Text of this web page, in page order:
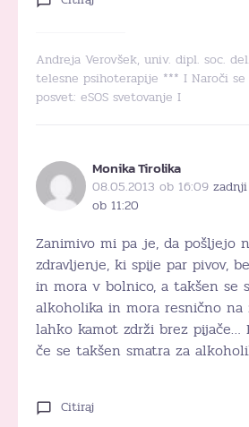
Andreja Verovšek, univ. dipl. soc.
telesne psihoterapije *** I Naroči se
posvet: eSOS svetovanje I
Monika Tirolika
08.05.2013 ob 16:09
ob 11:20
Zanimivo mi pa je, da pošljejo
zdravljenje, ki spije par pivov,
in mora v bolnico, a takšen se
alkoholika in mora resnično na
lahko kamot zdrži brez pijače…
če se takšen smatra za
Citiraj